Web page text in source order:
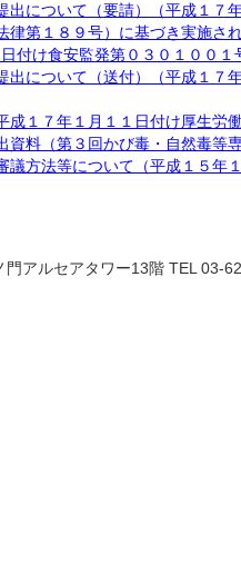
について（要請）（平成１７
律第１８９号）に基づき実施
付け食安監発第０３０１００１
について（送付）（平成１７
１７年１月１１日付け厚生労
料（第３回かび毒・自然毒等
方法等について（平成１５年
ルセアタワー13階 TEL 03-